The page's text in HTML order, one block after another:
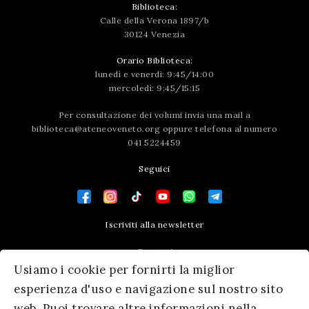
Usiamo i cookie per fornirti la miglior
esperienza d'uso e navigazione sul nostro sito
Biblioteca:
Calle della Verona 1897/b
30124 Venezia
Orario Biblioteca:
lunedì e venerdì: 9:45/14:00
mercoledì: 9:45/15:15
Per consultazione dei volumi invia una mail a
biblioteca@ateneoveneto.org oppure telefona al numero
041 5224459
Seguici
Iscriviti alla newsletter
Contatti